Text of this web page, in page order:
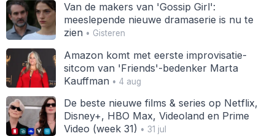
Van de makers van 'Gossip Girl':
meeslepende nieuwe dramaserie is nu te
zien• Gisteren
Amazon komt met eerste improvisatie-
sitcom van 'Friends'-bedenker Marta
Kauffman• 4 aug
De beste nieuwe films & series op Netflix,
Disney+, HBO Max, Videoland en Prime
Video (week 31) • 31 jul